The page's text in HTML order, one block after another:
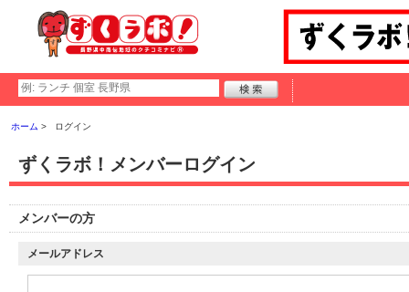
ホーム ログイン
ずくラボ！メンバーログイン
メンバーの方
メールアドレス